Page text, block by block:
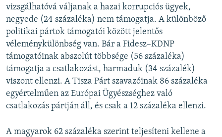
vizsgálhatóvá váljanak a hazai korrupciós ügyek,
negyede (24 százaléka) nem támogatja. A különböző
politikai pártok támogatói között jelentős
véleménykülönbség van. Bár a Fidesz–KDNP
támogatóinak abszolút többsége (56 százaléka)
támogatja a csatlakozást, harmaduk (34 százalék)
viszont ellenzi. A Tisza Párt szavazóinak 86 százaléka
egyértelműen az Európai Ügyészséghez való
csatlakozás pártján áll, és csak a 12 százaléka ellenzi.
A magyarok 62 százaléka szerint teljesíteni kellene a